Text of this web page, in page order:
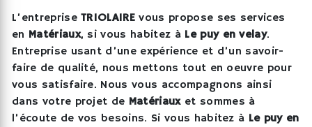
L’entrepriseTRIOLAIRE vous propose ses services
en Matériaux, si vous habitez à Le puy en velay.
Entreprise usant d’une expérience et d’un savoir-
faire de qualité, nous mettons tout en oeuvre pour
vous satisfaire. Nous vous accompagnons ainsi
dans votre projet de Matériauxet sommes à
l’écoute de vos besoins. Si vous habitez à Le puy en